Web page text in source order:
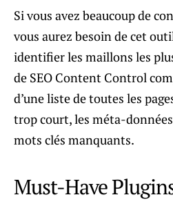
Si vous avez beaucoup de
vous aurez besoin de cet
identifier les maillons les
de SEO Content Control
d’une liste de toutes les
trop court, les méta-
mots clés manquants.
Must-Have